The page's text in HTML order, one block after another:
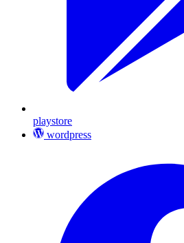
playstore
wordpress